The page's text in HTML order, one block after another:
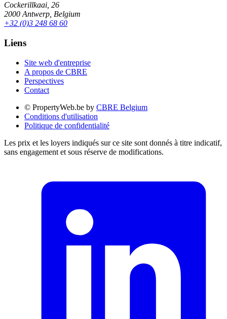
Cockerillkaai, 26
2000 Antwerp, Belgium
+32 (0)3 248 68 60
Liens
Site web d'entreprise
A propos de CBRE
Perspectives
Contact
© PropertyWeb.be by CBRE Belgium
Conditions d'utilisation
Politique de confidentialité
Les prix et les loyers indiqués sur ce site sont donnés à titre indicatif,
sans engagement et sous réserve de modifications.